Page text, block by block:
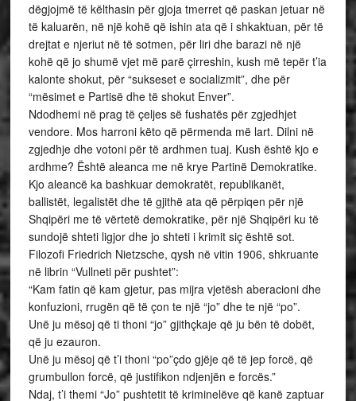
dëgjojmë të këlthasin për gjoja tmerret që paskan jetuar në
të kaluarën, në një kohë që ishin ata që i shkaktuan, për të
drejtat e njeriut në të sotmen, për liri dhe barazi në një
kohë që jo shumë vjet më parë çirreshin, kush më tepër t’ia
kalonte shokut, për “sukseset e socializmit”, dhe për
“mësimet e Partisë dhe të shokut Enver”.
Ndodhemi në prag të çeljes së fushatës për zgjedhjet
vendore. Mos harroni këto që përmenda më lart. Dilni në
zgjedhje dhe votoni për të ardhmen tuaj. Kush është kjo e
ardhme? Është aleanca me në krye Partinë Demokratike.
Kjo aleancë ka bashkuar demokratët, republikanët,
ballistët, legalistët dhe të gjithë ata që përpiqen për një
Shqipëri me të vërtetë demokratike, për një Shqipëri ku të
sundojë shteti ligjor dhe jo shteti i krimit siç është sot.
Filozofi Friedrich Nietzsche, qysh në vitin 1906, shkruante
në librin “Vullneti për pushtet”:
“Kam fatin që kam gjetur, pas mijra vjetësh aberacioni dhe
konfuzioni, rrugën që të çon te një “jo” dhe te një “po”.
Unë ju mësoj që ti thoni “jo” gjithçkaje që ju bën të dobët,
që ju ezauron.
Unë ju mësoj që t’i thoni “po”çdo gjëje që të jep forcë, që
grumbullon forcë, që justifikon ndjenjën e forcës.”
Ndaj, t’i themi “Jo” pushtetit të kriminelëve që kanë zaptuar